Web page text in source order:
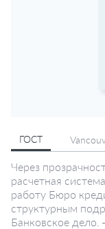
ГОСТ
Через
расчетная
работу Бюро
структурным
Банковское